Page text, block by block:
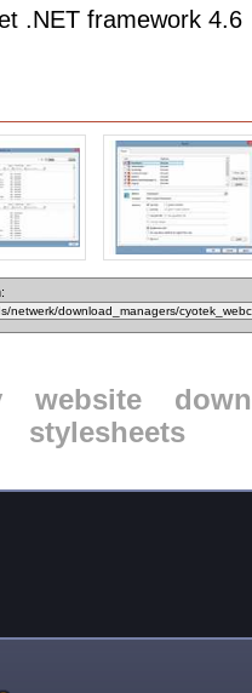
.NET framework 4.6
website
stylesheets